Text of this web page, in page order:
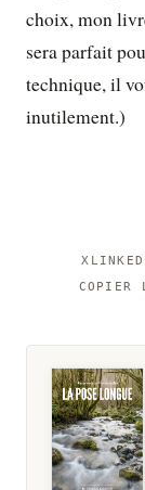
choix, mon
sera parfait
technique, il
inutilement.)
X
COPIER